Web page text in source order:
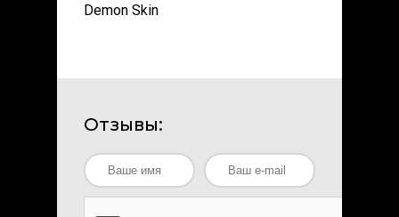
Demon Skin
Отзывы: